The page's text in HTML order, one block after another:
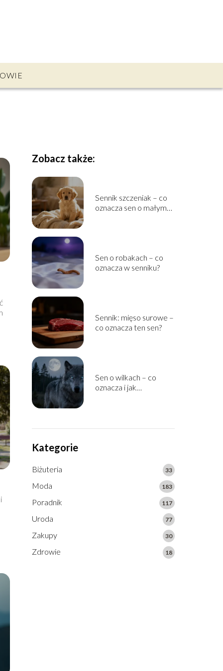
Zobacz także:
Sennik szczeniak – co
oznacza sen o małym
Sen o robakach – co
oznacza w senniku?
Sennik: mięso surowe –
co oznacza ten sen?
Sen o wilkach – co
oznacza i jak
Kategorie
Biżuteria 33
Moda 183
Poradnik 117
Uroda 77
Zakupy 30
Zdrowie 18